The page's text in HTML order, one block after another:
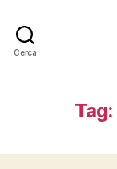
Cerca
Tag: